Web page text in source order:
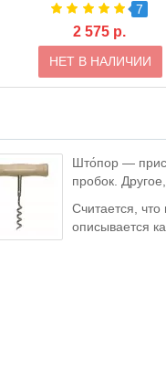
7
2 575 р.
НЕТ В НАЛИЧИИ
Што́пор —
пробок.
Считается,
описывается